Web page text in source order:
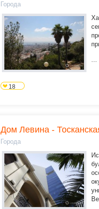
Города
...
18
Дом Левина -
Города